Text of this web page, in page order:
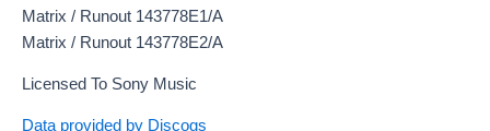
Matrix / Runout 143778E1/A
Matrix / Runout 143778E2/A
Licensed To Sony Music
Data provided by Discogs